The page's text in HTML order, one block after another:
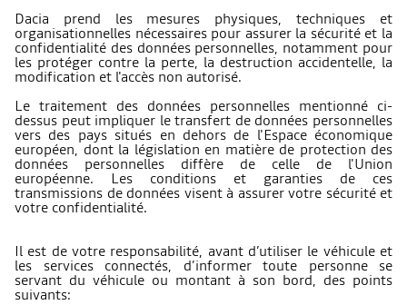
Dacia prend les mesures physiques, techniques et
organisationnelles nécessaires pour assurer la sécurité et la
confidentialité des données personnelles, notamment pour
les protéger contre la perte, la destruction accidentelle, la
modification et l'accès non autorisé.
Le traitement des données personnelles mentionné ci-
dessus peut impliquer le transfert de données personnelles
vers des pays situés en dehors de l'Espace économique
européen, dont la législation en matière de protection des
données personnelles diffère de celle de l'Union
européenne. Les conditions et garanties de ces
transmissions de données visent à assurer votre sécurité et
votre confidentialité.
Il est de votre responsabilité, avant d’utiliser le véhicule et
les services connectés, d’informer toute personne se
servant du véhicule ou montant à son bord, des points
suivants: